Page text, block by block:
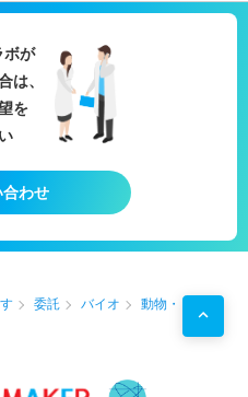
実施可能です。
増殖抑制/促進作用の評価
体発現細胞を用いたファンク
ルアッセイ
内cAMP／cGMP／Ca2+アッ
、アッセイ系の開発と被験物
）
体発現細胞・膜画分を用いた
リガンド結合アッセイ、アッ
の開発と被験物質の評価
胞株及びヒト初代肝細胞を用
が
は、
を
わせ
委託 バイオ
動物・